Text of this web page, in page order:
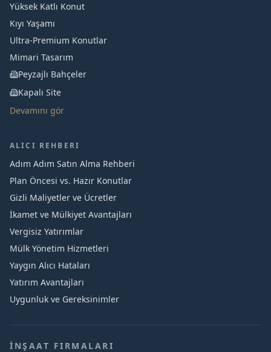
Yüksek Katlı Konut
Kıyı Yaşamı
Ultra-Premium Konutlar
Mimari Tasarım
Peyzajlı Bahçeler
Kapalı Site
Devamını gör
ALICI REHBERI
Adım Adım Satın Alma Rehberi
Plan Öncesi vs. Hazır Konutlar
Gizli Maliyetler ve Ücretler
İkamet ve Mülkiyet Avantajları
Vergisiz Yatırımlar
Mülk Yönetim Hizmetleri
Yaygın Alıcı Hataları
Yatırım Avantajları
Uygunluk ve Gereksinimler
İNŞAAT FIRMALARI